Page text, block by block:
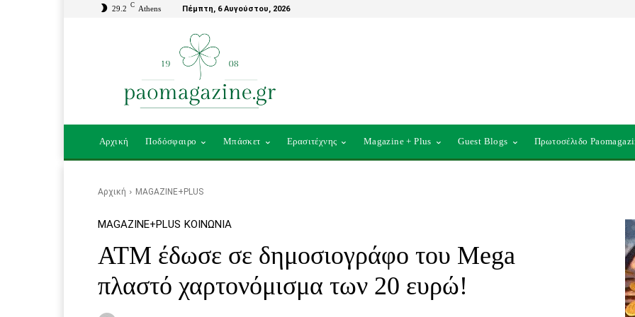
29.2 C Athens Πέμπτη, 6 Αυγούστου, 2026
Αρχική Ποδόσφαιρο Μπάσκετ Ερασιτέχνης Magazine + Plus Guest Blogs Πρωτοσέλιδο
Αρχική MAGAZINE+PLUS
MAGAZINE+PLUS ΚΟΙΝΩΝΊΑ
ATM έδωσε σε δημοσιογράφο του Mega
πλαστό χαρτονόμισμα των 20 ευρώ!